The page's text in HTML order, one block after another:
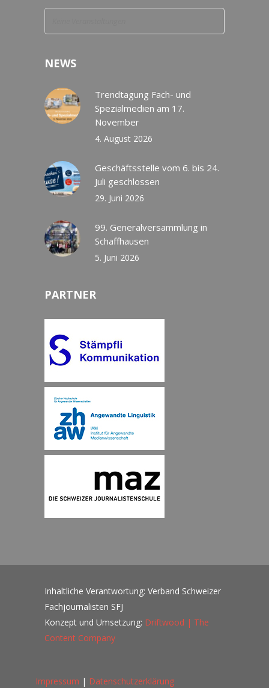
NEWS
Trendtagung Fach- und
Spezialmedien am 17.
November
4. August 2026
Geschäftsstelle vom 6. bis 24.
Juli geschlossen
29. Juni 2026
99. Generalversammlung in
Schaffhausen
5. Juni 2026
PARTNER
Inhaltliche Verantwortung: Verband Schweizer
Fachjournalisten SFJ
Konzept und Umsetzung: Driftwood | The
Content Company
Impressum | Datenschutzerklärung